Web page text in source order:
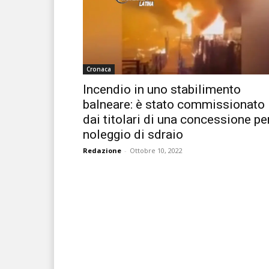
Cronaca
Incendio in uno stabilimento
balneare: è stato commissionato
dai titolari di una concessione
noleggio di sdraio
Redazione - Ottobre 10, 2022